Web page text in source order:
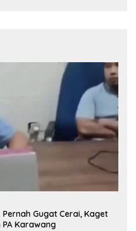
Gugat Cerai, Kaget
PA Karawang